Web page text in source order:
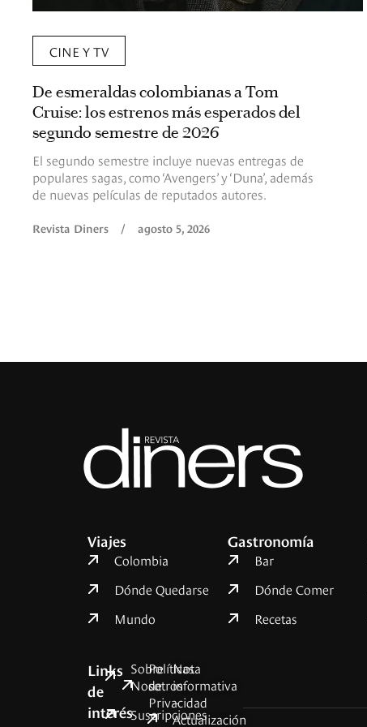
CINE Y TV
De esmeraldas colombianas a Tom
Cruise: los estrenos más esperados del
segundo semestre de 2026
El segundo semestre incluye nuevas entregas de
populares sagas, como ‘Avengers’ y ‘Duna’, además
de nuevas películas de reputados autores.
Revista Diners / agosto 5, 2026
Viajes
Colombia
Dónde Quedarse
Mundo
Gastronomía
Bar
Dónde Comer
Recetas
Links
de
interés
Sobre
Nosotros
Suscripciones
Políticas
de
Privacidad
Nota
informativa
–
Actualización